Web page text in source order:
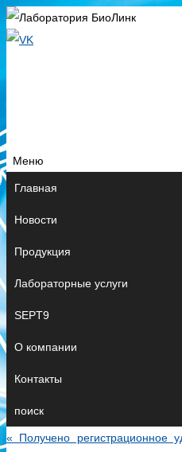
Меню
Перейти
содержимому
Главная
Новости
Продукция
Лабораторные услуги
SEPT9
О компании
Контакты
поиск
« Получено регистрационное